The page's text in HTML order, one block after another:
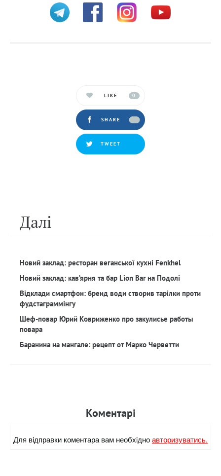
LIKE 0
SHARE
TWEET
Далi
Новий заклад: ресторан веганської кухні Fenkhel
Новий заклад: кав‘ярня та бар Lion Bar на Подолі
Відклади смартфон: бренд води створив тарілки проти
фудстаграммінгу
Шеф-повар Юрий Ковриженко про закулисье работы
повара
Баранина на мангале: рецепт от Марко Черветти
Коментарi
Для вiдправки коментара вам необхiдноавторизуватись.